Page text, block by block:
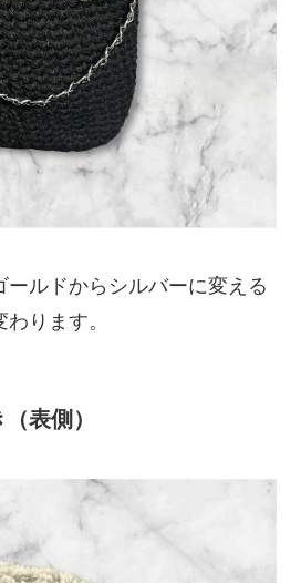
ールドからシルバーに変える
ります。
表側）